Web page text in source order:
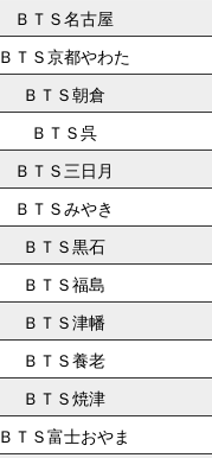
ＢＴＳ名古屋
ＢＴＳ京都やわた
ＢＴＳ朝倉
ＢＴＳ呉
ＢＴＳ三日月
ＢＴＳみやき
ＢＴＳ黒石
ＢＴＳ福島
ＢＴＳ津幡
ＢＴＳ養老
ＢＴＳ焼津
ＢＴＳ富士おやま